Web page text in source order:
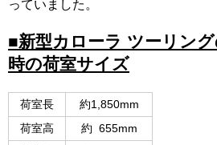
っていました。
■新型カローラ ツーリン
時の荷室サイズ
荷室長
約1,850mm
荷室高
約 655mm